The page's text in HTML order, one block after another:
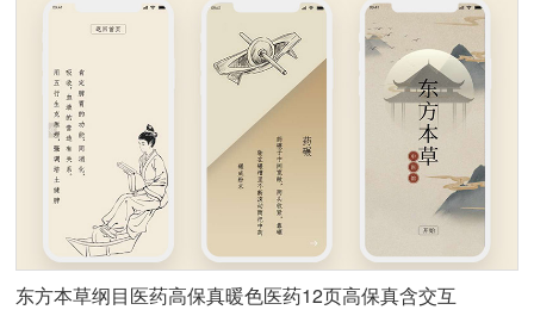
东方本草纲目医药高保真暖色医药12页高保真含交互